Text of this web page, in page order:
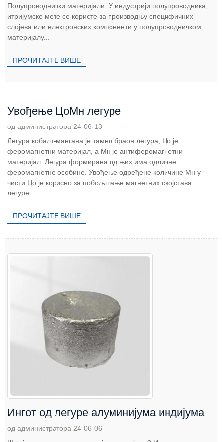
Полупроводнички материјали: У индустрији полупроводника,
итријумске мете се користе за производњу специфичних
слојева или електронских компоненти у полупроводничком
материјалу...
ПРОЧИТАЈТЕ ВИШЕ
Увођење ЦоМн легуре
од администратора 24-06-13
Легура кобалт-мангана је тамно браон легура, Цо је
феромагнетни материјал, а Мн је антиферомагнетни
материјал. Легура формирана од њих има одличне
феромагнетне особине. Увођење одређене количине Мн у
чисти Цо је корисно за побољшање магнетних својстава
легуре.
ПРОЧИТАЈТЕ ВИШЕ
Ингот од легуре алуминијума индијума
од администратора 24-06-06